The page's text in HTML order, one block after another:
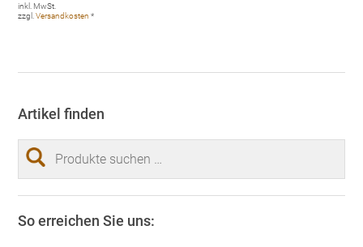
inkl. MwSt.
zzgl.Versandkosten *
Artikel finden
Suchen
nach:
So erreichen Sie uns: